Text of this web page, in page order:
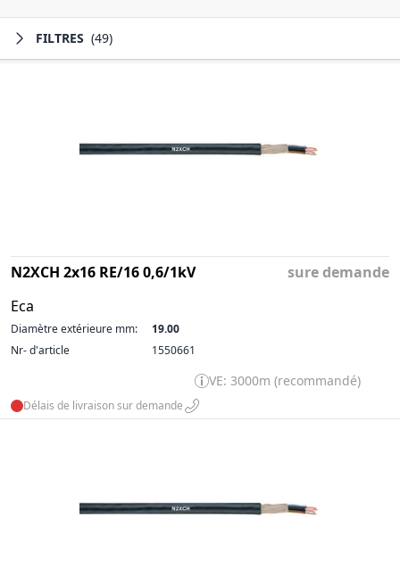
FILTRES (49)
N2XCH 2x16 RE/16 0,6/1kV
Eca
sure demande
Diamètre extérieure mm:
19.00
Nr- d'article
1550661
VE: 3000m (recommandé)
Délais de livraison sur demande